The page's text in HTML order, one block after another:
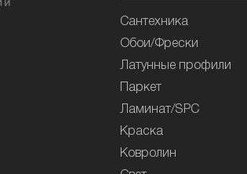
Сантехника
Обои/Фрески
Латунные профили
Паркет
Ламинат/SPC
Краска
Ковролин